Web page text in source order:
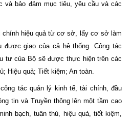
và bảo đảm mục tiêu, yêu cầu và các
chính hiệu quả từ cơ sở, lấy cơ sở làm
được giao của cả hệ thống. Công tác
tư của Bộ sẽ được thực hiện trên các
Hiệu quả; Tiết kiệm; An toàn.
tác quản lý kinh tế, tài chính, đầu
tin và Truyền thông lên một tầm cao
bạch, tuân thủ, hiệu quả, tiết kiệm,